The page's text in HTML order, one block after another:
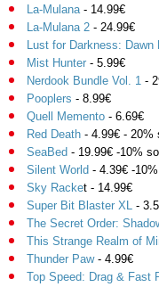
La-Mulana- 14.99€
La-Mulana 2 - 24.99€
Lust for Darkness: Dawn
Mist Hunter - 5.99€
Nerdook Bundle Vol. 1 -
Pooplers - 8.99€
Quell Memento - 6.69€
Red Death - 4.99€ - 20%
SeaBed - 19.99€ -10%
Silent World - 4.39€ -
Sky Racket - 14.99€
Super Bit Blaster XL -
The Secret Order:
This Strange Realm of
Thunder Paw- 4.99€
Top Speed: Drag & Fast